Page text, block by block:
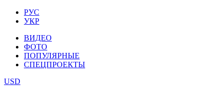
РУС
УКР
ВИДЕО
ФОТО
ПОПУЛЯРНЫЕ
СПЕЦПРОЕКТЫ
USD